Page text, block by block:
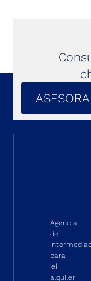
Agencia
de
para
el
alquiler